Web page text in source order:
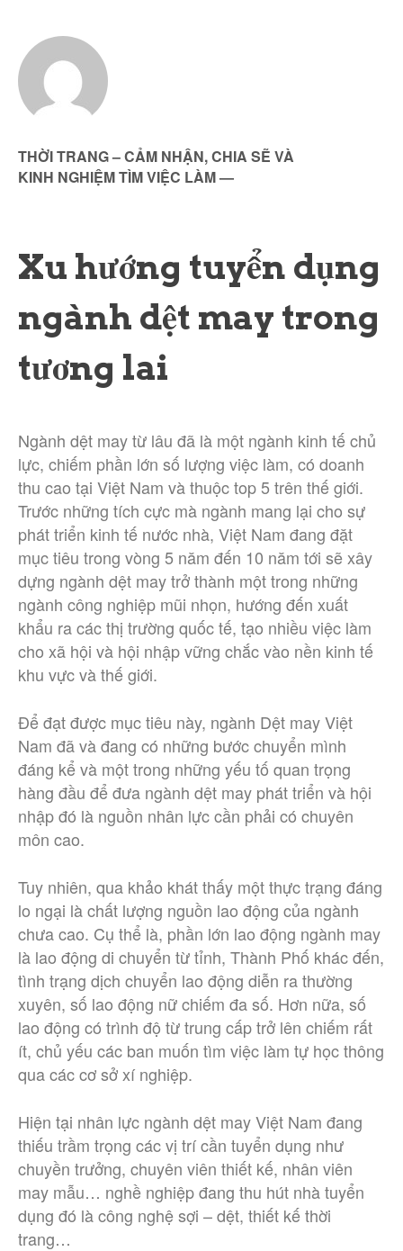
THỜI TRANG – CẢM NHẬN, CHIA SẼ VÀ
KINH NGHIỆM TÌM VIỆC LÀM—
Xu hướng tuyển dụng
ngành dệt may trong
tương lai
Ngành dệt may từ lâu đã là một ngành kinh tế chủ
lực, chiếm phần lớn số lượng việc làm, có doanh
thu cao tại Việt Nam và thuộc top 5 trên thế giới.
Trước những tích cực mà ngành mang lại cho sự
phát triển kinh tế nước nhà, Việt Nam đang đặt
mục tiêu trong vòng 5 năm đến 10 năm tới sẽ xây
dựng ngành dệt may trở thành một trong những
ngành công nghiệp mũi nhọn, hướng đến xuất
khẩu ra các thị trường quốc tế, tạo nhiều việc làm
cho xã hội và hội nhập vững chắc vào nền kinh tế
khu vực và thế giới.
Để đạt được mục tiêu này, ngành Dệt may Việt
Nam đã và đang có những bước chuyển mình
đáng kể và một trong những yếu tố quan trọng
hàng đầu để đưa ngành dệt may phát triển và hội
nhập đó là nguồn nhân lực cần phải có chuyên
môn cao.
Tuy nhiên, qua khảo khát thấy một thực trạng đáng
lo ngại là chất lượng nguồn lao động của ngành
chưa cao. Cụ thể là, phần lớn lao động ngành may
là lao động di chuyển từ tỉnh, Thành Phố khác đến,
tình trạng dịch chuyển lao động diễn ra thường
xuyên, số lao động nữ chiếm đa số. Hơn nữa, số
lao động có trình độ từ trung cấp trở lên chiếm rất
ít, chủ yếu các ban muốn tìm việc làm tự học thông
qua các cơ sở xí nghiệp.
Hiện tại nhân lực ngành dệt may Việt Nam đang
thiếu trầm trọng các vị trí cần tuyển dụng như
chuyền trưởng, chuyên viên thiết kế, nhân viên
may mẫu… nghề nghiệp đang thu hút nhà tuyển
dụng đó là công nghệ sợi – dệt, thiết kế thời
trang…